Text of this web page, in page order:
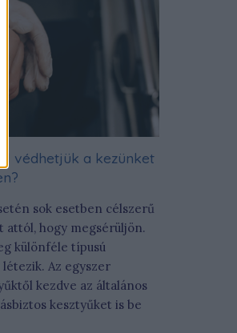
védhetjük a kezünket
sok esetben célszerű
attól, hogy megsérüljön.
különféle típusú
Az egyszer
kezdve az általános
kesztyűket is be